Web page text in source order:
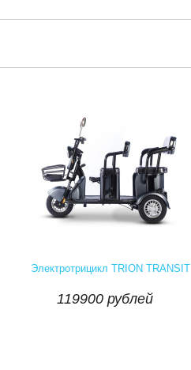
Электротрицикл TRION TRANSIT
119900рублей
119900 рублей
шт  Купить